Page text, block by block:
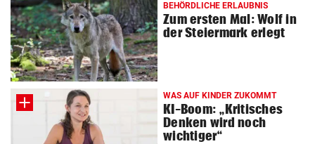
BEHÖRDLICHE ERLAUBNIS
Zum ersten Mal: Wolf in
der Steiermark erlegt
WAS AUF KINDER ZUKOMMT
KI-Boom: „Kritisches
Denken wird noch
wichtiger“